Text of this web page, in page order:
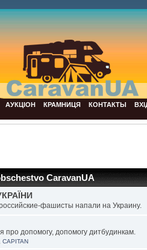
АУКЦІОН КРАМНИЦЯ КОНТАКТЫ
CaravanUA
фашисты напали на Украину.
про допомогу, допомогу дитбудинкам.
CAPITAN